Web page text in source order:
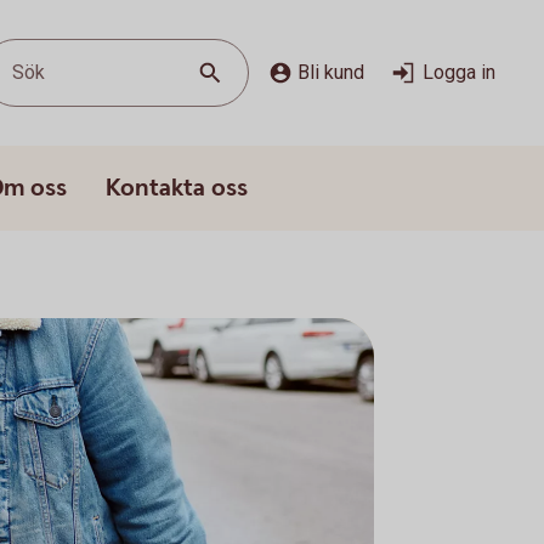
Sök Bli kund Logga in
oss Kontakta oss